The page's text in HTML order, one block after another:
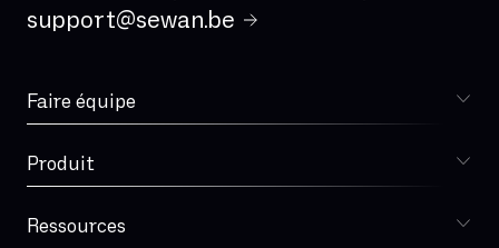
support@sewan.be
Faire équipe
Choisir Sewan
Produit
Ressources